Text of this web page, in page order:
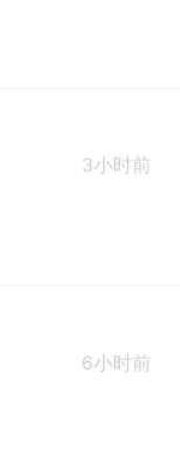
3小时前
6小时前